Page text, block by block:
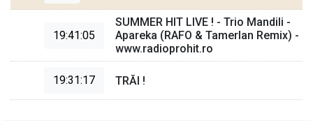
19:41:05
SUMMER HIT LIVE ! - Trio Mandili -
Apareka (RAFO & Tamerlan Remix) -
www.radioprohit.ro
19:31:17 TRĂI !